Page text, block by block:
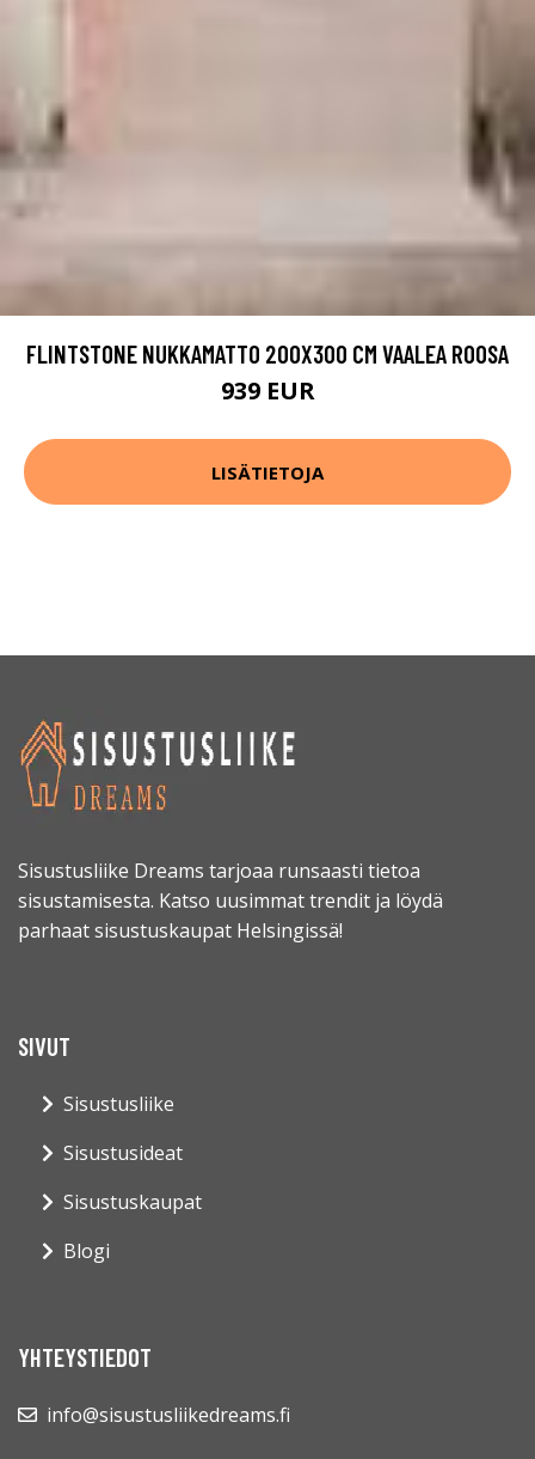
FLINTSTONE NUKKAMATTO 200X300 CM VAALEA ROOSA
939 EUR
LISÄTIETOJA
Sisustusliike Dreams tarjoaa runsaasti tietoa
sisustamisesta. Katso uusimmat trendit ja löydä
parhaat sisustuskaupat Helsingissä!
SIVUT
Sisustusliike
Sisustusideat
Sisustuskaupat
Blogi
YHTEYSTIEDOT
info@sisustusliikedreams.fi